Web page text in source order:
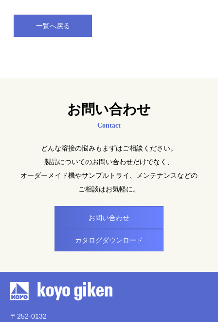
一覧へ戻る
お問い合わせ
Contact
どんな溶接の悩みもまずはご相談ください。
製品についてのお問い合わせだけでなく、
オーダーメイド機やサンプルトライ、メンテナンスなどの
ご相談はお気軽に。
お問い合わせ
カタログダウンロード
〒252-0132